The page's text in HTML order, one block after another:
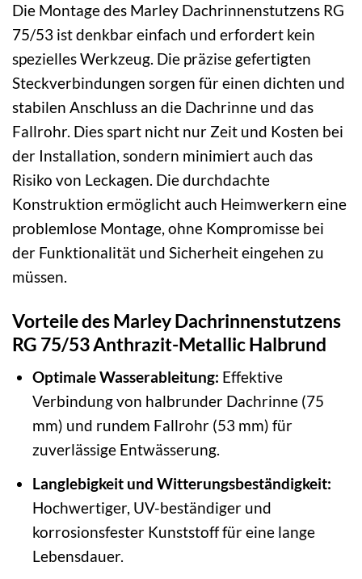
Die Montage des Marley Dachrinnenstutzens RG
75/53 ist denkbar einfach und erfordert kein
spezielles Werkzeug. Die präzise gefertigten
Steckverbindungen sorgen für einen dichten und
stabilen Anschluss an die Dachrinne und das
Fallrohr. Dies spart nicht nur Zeit und Kosten bei
der Installation, sondern minimiert auch das
Risiko von Leckagen. Die durchdachte
Konstruktion ermöglicht auch Heimwerkern eine
problemlose Montage, ohne Kompromisse bei
der Funktionalität und Sicherheit eingehen zu
müssen.
Vorteile des Marley Dachrinnenstutzens
RG 75/53 Anthrazit-Metallic Halbrund
Optimale Wasserableitung: Effektive
Verbindung von halbrunder Dachrinne (75
mm) und rundem Fallrohr (53 mm) für
zuverlässige Entwässerung.
Langlebigkeit und Witterungsbeständigkeit:
Hochwertiger, UV-beständiger und
korrosionsfester Kunststoff für eine lange
Lebensdauer.